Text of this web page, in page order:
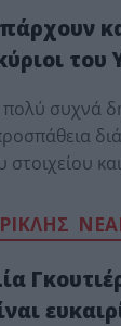
του
συχνά